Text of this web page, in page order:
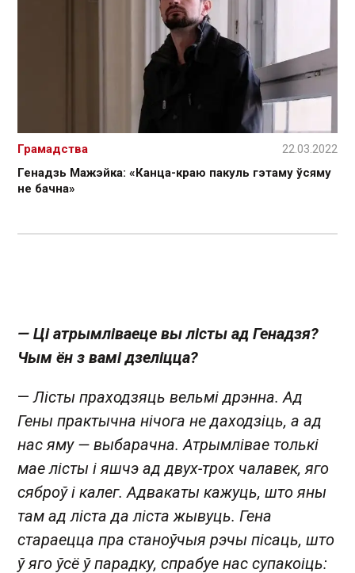
Генадзь Мажэйка: «Канца-краю пакуль гэтаму ўсяму
не бачна»
Грамадства 22.03.2022
— Ці атрымліваеце вы лісты ад Генадзя?
Чым ён з вамі дзеліцца?
—Лісты праходзяць вельмі дрэнна. Ад
Гены практычна нічога не даходзіць, а ад
нас яму — выбарачна. Атрымлівае толькі
мае лісты і яшчэ ад двух-трох чалавек, яго
сяброў і калег. Адвакаты кажуць, што яны
там ад ліста да ліста жывуць. Гена
стараецца пра станоўчыя рэчы пісаць, што
ў яго ўсё ў парадку, спрабуе нас супакоіць: